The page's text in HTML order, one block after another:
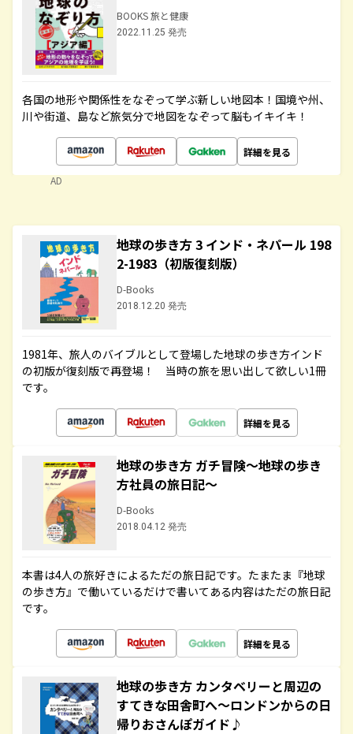
BOOKS 旅と健康
2022.11.25 発売
各国の地形や関係性をなぞって学ぶ新しい地図本！国境や州、
川や街道、島など旅気分で地図をなぞって脳もイキイキ！
詳細を見る
AD
地球の歩き方 3 インド・ネパール 198
2-1983（初版復刻版）
D-Books
2018.12.20 発売
1981年、旅人のバイブルとして登場した地球の歩き方インド
の初版が復刻版で再登場！ 当時の旅を思い出して欲しい1冊
です。
詳細を見る
地球の歩き方 ガチ冒険～地球の歩き
方社員の旅日記～
D-Books
2018.04.12 発売
本書は4人の旅好きによるただの旅日記です。たまたま『地球
の歩き方』で働いているだけで書いてある内容はただの旅日記
です。
詳細を見る
地球の歩き方 カンタベリーと周辺の
すてきな田舎町へ～ロンドンからの日
帰りおさんぽガイド♪